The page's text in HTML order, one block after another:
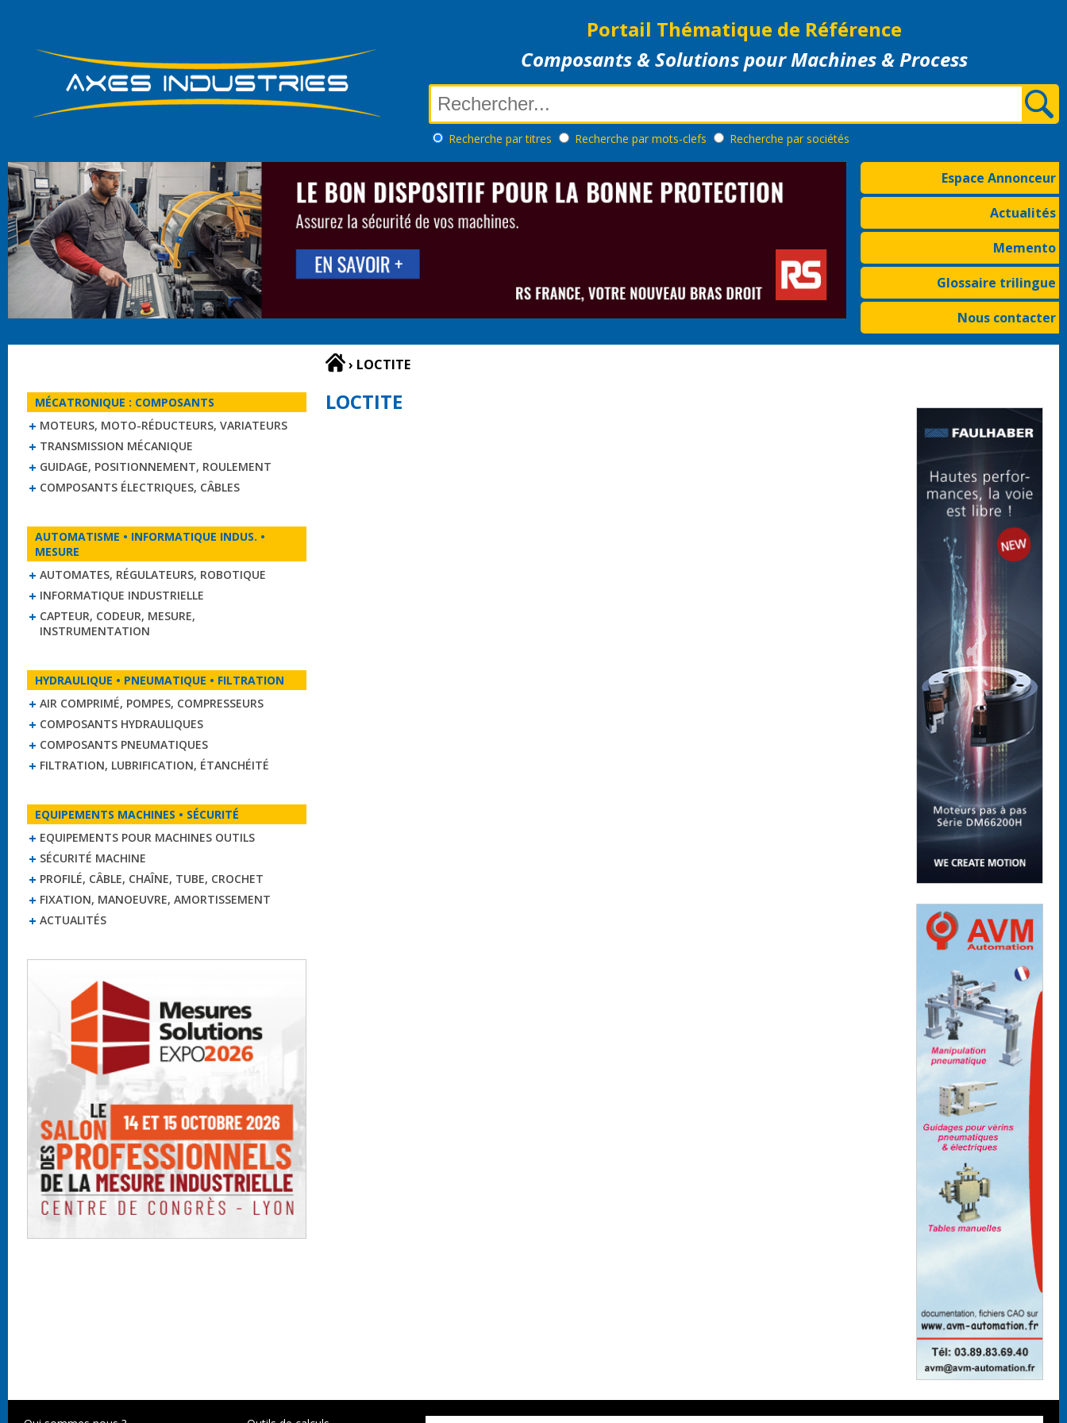
Portail Thématique de Référence
Composants & Solutions pour Machines & Process
Recherche par titres Recherche par mots-clefs Recherche par sociétés
Espace Annonceur
Actualités
Memento
Glossaire trilingue
Nous contacter
MÉCATRONIQUE : COMPOSANTS
MOTEURS, MOTO-RÉDUCTEURS, VARIATEURS
TRANSMISSION MÉCANIQUE
GUIDAGE, POSITIONNEMENT, ROULEMENT
COMPOSANTS ÉLECTRIQUES, CÂBLES
AUTOMATISME • INFORMATIQUE INDUS. •
MESURE
AUTOMATES, RÉGULATEURS, ROBOTIQUE
INFORMATIQUE INDUSTRIELLE
CAPTEUR, CODEUR, MESURE,
INSTRUMENTATION
HYDRAULIQUE • PNEUMATIQUE • FILTRATION
AIR COMPRIMÉ, POMPES, COMPRESSEURS
COMPOSANTS HYDRAULIQUES
COMPOSANTS PNEUMATIQUES
FILTRATION, LUBRIFICATION, ÉTANCHÉITÉ
EQUIPEMENTS MACHINES • SÉCURITÉ
EQUIPEMENTS POUR MACHINES OUTILS
SÉCURITÉ MACHINE
PROFILÉ, CÂBLE, CHAÎNE, TUBE, CROCHET
FIXATION, MANOEUVRE, AMORTISSEMENT
ACTUALITÉS
› LOCTITE
LOCTITE